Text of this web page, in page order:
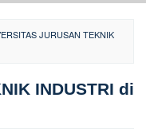
JURUSAN TEKNIK
INDUSTRI di